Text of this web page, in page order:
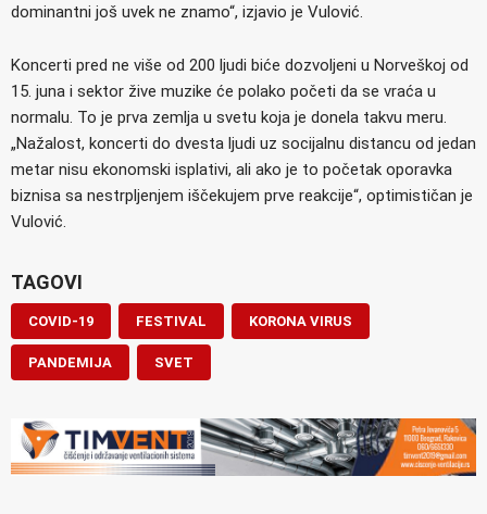
dominantni još uvek ne znamo“, izjavio je Vulović.
Koncerti pred ne više od 200 ljudi biće dozvoljeni u Norveškoj od
15. juna i sektor žive muzike će polako početi da se vraća u
normalu. To je prva zemlja u svetu koja je donela takvu meru.
„Nažalost, koncerti do dvesta ljudi uz socijalnu distancu od jedan
metar nisu ekonomski isplativi, ali ako je to početak oporavka
biznisa sa nestrpljenjem iščekujem prve reakcije“, optimističan je
Vulović.
TAGOVI
COVID-19 FESTIVAL KORONA VIRUS
PANDEMIJA SVET